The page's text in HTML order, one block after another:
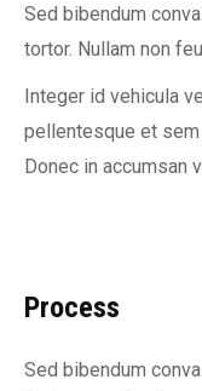
Sed bibendum
tortor. Nullam non
Integer id vehicula
pellentesque et sem
Donec in accumsan
Process
Sed bibendum